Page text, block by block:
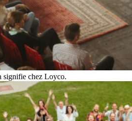
signifie chez Loyco.